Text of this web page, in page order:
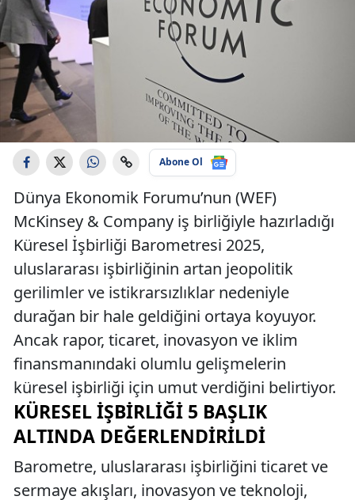
Abone Ol
Dünya Ekonomik Forumu’nun (WEF)
McKinsey & Company iş birliğiyle hazırladığı
Küresel İşbirliği Barometresi 2025,
uluslararası işbirliğinin artan jeopolitik
gerilimler ve istikrarsızlıklar nedeniyle
durağan bir hale geldiğini ortaya koyuyor.
Ancak rapor, ticaret, inovasyon ve iklim
finansmanındaki olumlu gelişmelerin
küresel işbirliği için umut verdiğini belirtiyor.
KÜRESEL İŞBIRLIĞI 5 BAŞLIK
ALTINDA DEĞERLENDIRILDI
Barometre, uluslararası işbirliğini ticaret ve
sermaye akışları, inovasyon ve teknoloji,